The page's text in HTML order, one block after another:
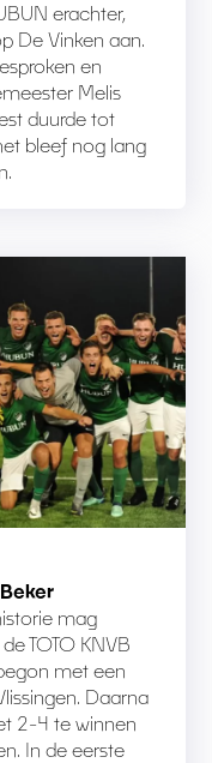
erachter,
De Vinken aan.
en
Melis
duurde tot
bleef nog lang
mag
TOTO KNVB
met een
Daarna
2-4 te winnen
In de eerste